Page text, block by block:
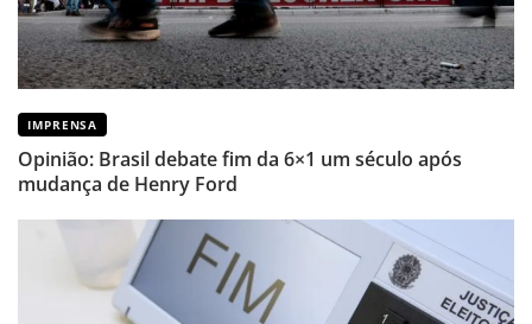
IMPRENSA
Opinião: Brasil debate fim da 6×1 um século após
mudança de Henry Ford